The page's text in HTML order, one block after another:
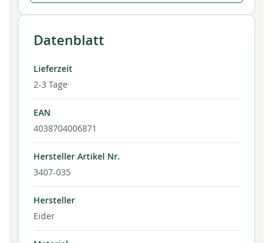
Datenblatt
Lieferzeit
2-3 Tage
EAN
4038704006871
Hersteller Artikel Nr.
3407-035
Hersteller
Eider